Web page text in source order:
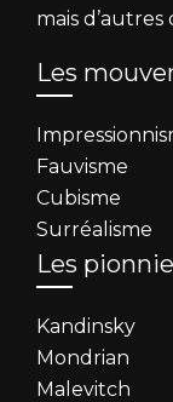
mais
Les
Fauvisme
Cubisme
Surréalisme
Les
Kandinsky
Mondrian
Malevitch